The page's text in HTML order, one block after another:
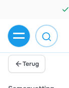
Terug